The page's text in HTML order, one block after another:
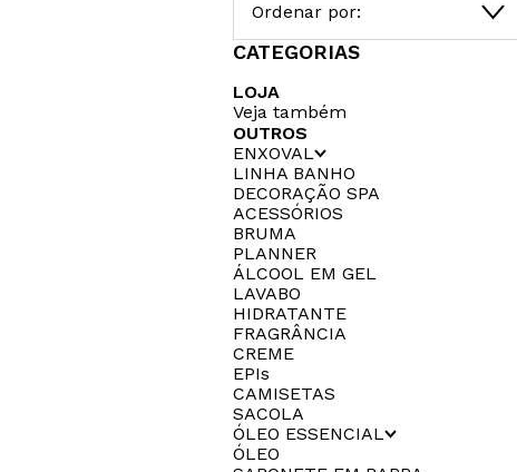
Ordenar por:
CATEGORIAS
LOJA
Veja também
OUTROS
ENXOVAL
LINHA BANHO
DECORAÇÃO SPA
ACESSÓRIOS
BRUMA
PLANNER
ÁLCOOL EM GEL
LAVABO
HIDRATANTE
FRAGRÂNCIA
CREME
EPIs
CAMISETAS
SACOLA
ÓLEO ESSENCIAL
ÓLEO